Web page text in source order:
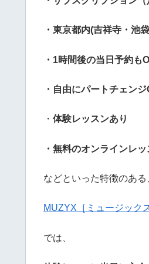
・東京都内(吉祥寺・池
・1時間後の当日予約も
・自由にパートチェンジ
・ 体験レッスンあり
・無料のオンラインレ
などといった特徴のある
MUZYX［ミュージック
では、